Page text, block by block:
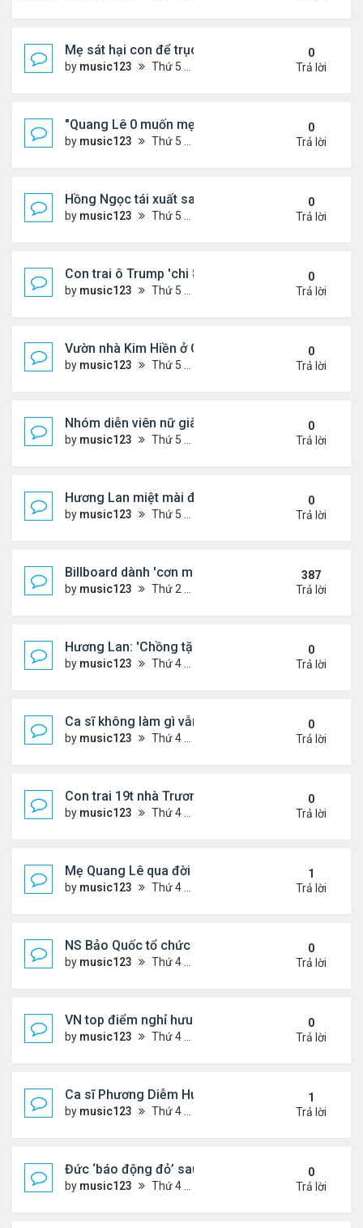
Mẹ sát hại con để trục lợi bảo hiểm
by music123 Thứ 5 Tháng 8 06, 2026 4:53 pm
0
Trả lời
"Quang Lê 0 muốn mẹ thua kém người khác"
by music123 Thứ 5 Tháng 8 06, 2026 4:50 pm
0
Trả lời
Hồng Ngọc tái xuất sau nhiều năm ở ẩn
by music123 Thứ 5 Tháng 8 06, 2026 4:48 pm
0
Trả lời
Con trai ô Trump 'chi 8.5 triệu để xóa ràng buộc
by music123 Thứ 5 Tháng 8 06, 2026 4:44 pm
0
Trả lời
Vườn nhà Kim Hiền ở California
by music123 Thứ 5 Tháng 8 06, 2026 4:39 pm
0
Trả lời
Nhóm diễn viên nữ giàu nhất thế giới
by music123 Thứ 5 Tháng 8 06, 2026 4:32 pm
0
Trả lời
Hương Lan miệt mài đi hát ở tuổi 70
by music123 Thứ 5 Tháng 8 06, 2026 4:22 pm
0
Trả lời
Billboard dành 'cơn mưa' lời khen BTS
by music123 Thứ 2 Tháng 10 19, 2020 11:31 am
387
Trả lời
Hương Lan: 'Chồng tặng tôi khu vườn tình yêu'
by music123 Thứ 4 Tháng 8 05, 2026 7:15 pm
0
Trả lời
Ca sĩ không làm gì vẫn kiếm được 400 triệu đồng/
by music123 Thứ 4 Tháng 8 05, 2026 7:11 pm
0
Trả lời
Con trai 19t nhà Trương Bá Chi - Tạ Đình Phong
by music123 Thứ 4 Tháng 8 05, 2026 7:03 pm
0
Trả lời
Mẹ Quang Lê qua đời sau 2 năm đột quỵ.
by music123 Thứ 4 Tháng 8 05, 2026 6:53 pm
1
Trả lời
NS Bảo Quốc tổ chức sn cho bà xã
by music123 Thứ 4 Tháng 8 05, 2026 6:51 pm
0
Trả lời
VN top điểm nghỉ hưu lý tưởng cho người Mỹ
by music123 Thứ 4 Tháng 8 05, 2026 6:46 pm
0
Trả lời
Ca sĩ Phương Diễm Huyền bị khởi tố
by music123 Thứ 4 Tháng 8 05, 2026 6:38 pm
1
Trả lời
Đức ‘báo động đỏ’ sau vụ phát hiện UAV mang
by music123 Thứ 4 Tháng 8 05, 2026 6:28 pm
0
Trả lời